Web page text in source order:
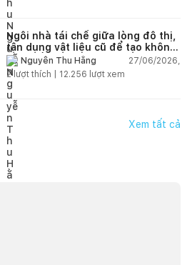
Ngôi nhà tái chế giữa lòng đô thị,
tận dụng vật liệu cũ để tạo không
gian sống linh hoạt
Nguyễn Thu Hằng
27/06/2026,
2lượt thích | 12.256 lượt xem
Xem tất cả